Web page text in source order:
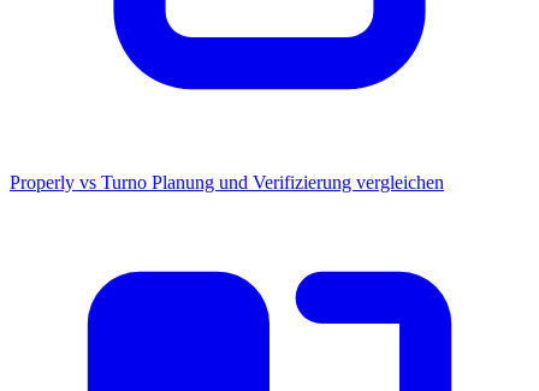
Properly vs Turno Planung und Verifizierung vergleichen